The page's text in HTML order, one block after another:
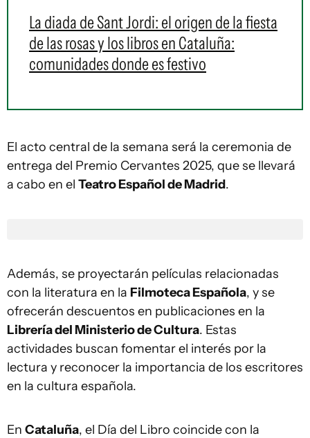
La diada de Sant Jordi: el origen de la fiesta
de las rosas y los libros en Cataluña:
comunidades donde es festivo
El acto central de la semana será la ceremonia de
entrega del Premio Cervantes 2025, que se llevará
a cabo en el Teatro Español de Madrid.
Además, se proyectarán películas relacionadas
con la literatura en la Filmoteca Española, y se
ofrecerán descuentos en publicaciones en la
Librería del Ministerio de Cultura. Estas
actividades buscan fomentar el interés por la
lectura y reconocer la importancia de los escritores
en la cultura española.
En Cataluña, el Día del Libro coincide con la